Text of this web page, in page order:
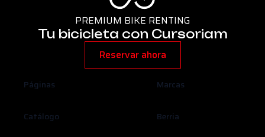
PREMIUM BIKE RENTING
Tu bicicleta con Cursoriam
Reservar ahora
Páginas
Catálogo
Marcas
Berria